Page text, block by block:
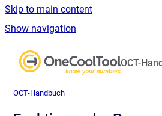
Skip to main content
Show navigation
OCT-
OCT-Handbuch